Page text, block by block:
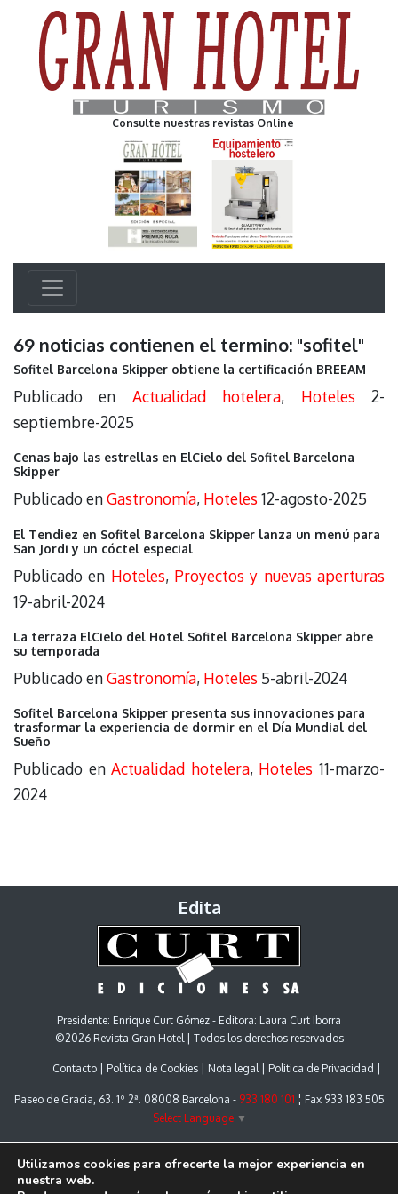
Consulte nuestras revistas Online
69 noticias contienen el termino: "sofitel"
Sofitel Barcelona Skipper obtiene la certificación BREEAM
Publicado en Actualidad hotelera, Hoteles 2-
septiembre-2025
Cenas bajo las estrellas en ElCielo del Sofitel Barcelona
Skipper
Publicado enGastronomía, Hoteles 12-agosto-2025
El Tendiez en Sofitel Barcelona Skipper lanza un menú para
San Jordi y un cóctel especial
Publicado en Hoteles, Proyectos y nuevas aperturas
19-abril-2024
La terraza ElCielo del Hotel Sofitel Barcelona Skipper abre
su temporada
Publicado enGastronomía, Hoteles 5-abril-2024
Sofitel Barcelona Skipper presenta sus innovaciones para
trasformar la experiencia de dormir en el Día Mundial del
Sueño
Publicado enActualidad hotelera, Hoteles 11-marzo-
2024
Edita
Presidente: Enrique Curt Gómez - Editora: Laura Curt Iborra
©2026 Revista Gran Hotel | Todos los derechos reservados
Contacto Política de Cookies Nota legal Politica de Privacidad
Paseo de Gracia, 63. 1º 2ª. 08008 Barcelona - 933 180 101 ¦ Fax 933 183 505
Select Language ▼
Utilizamos cookies para ofrecerte la mejor experiencia en
nuestra web.